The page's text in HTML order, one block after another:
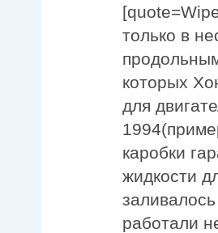
только в
которых
для
каробки
жидкости
работали